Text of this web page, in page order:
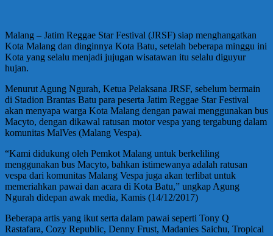
Malang – Jatim Reggae Star Festival (JRSF) siap menghangatkan
Kota Malang dan dinginnya Kota Batu, setelah beberapa minggu ini
Kota yang selalu menjadi jujugan wisatawan itu selalu diguyur
hujan.
Menurut Agung Ngurah, Ketua Pelaksana JRSF, sebelum bermain
di Stadion Brantas Batu para peserta Jatim Reggae Star Festival
akan menyapa warga Kota Malang dengan pawai menggunakan bus
Macyto, dengan dikawal ratusan motor vespa yang tergabung dalam
komunitas MalVes (Malang Vespa).
“Kami didukung oleh Pemkot Malang untuk berkeliling
menggunakan bus Macyto, bahkan istimewanya adalah ratusan
vespa dari komunitas Malang Vespa juga akan terlibat untuk
memeriahkan pawai dan acara di Kota Batu,” ungkap Agung
Ngurah didepan awak media, Kamis (14/12/2017)
Beberapa artis yang ikut serta dalam pawai seperti Tony Q
Rastafara, Cozy Republic, Denny Frust, Madanies Saichu, Tropical